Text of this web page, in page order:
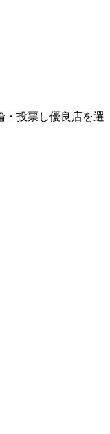
・投票し優良店を選